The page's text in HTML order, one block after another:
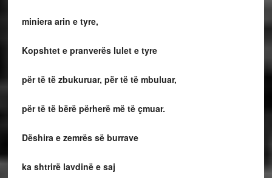
miniera arin e tyre,
Kopshtet e pranverës lulet e tyre
për të të zbukuruar, për të të mbuluar,
për të të bërë përherë më të çmuar.
Dëshira e zemrës së burrave
ka shtrirë lavdinë e saj